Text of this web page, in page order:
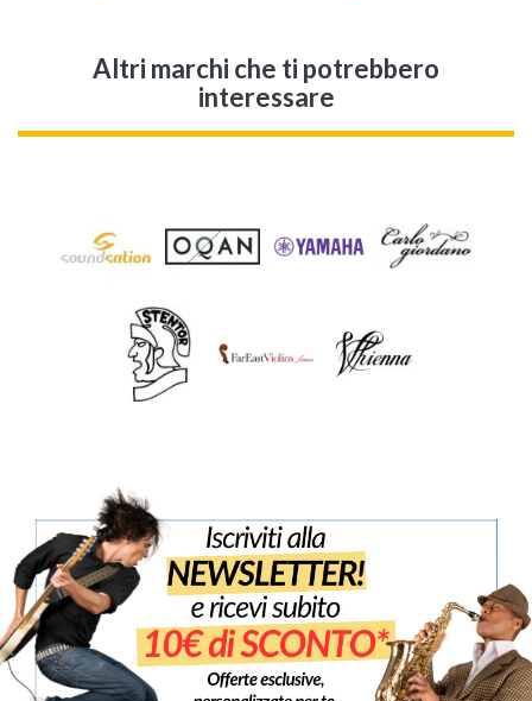
Altri marchi che ti potrebbero
interessare